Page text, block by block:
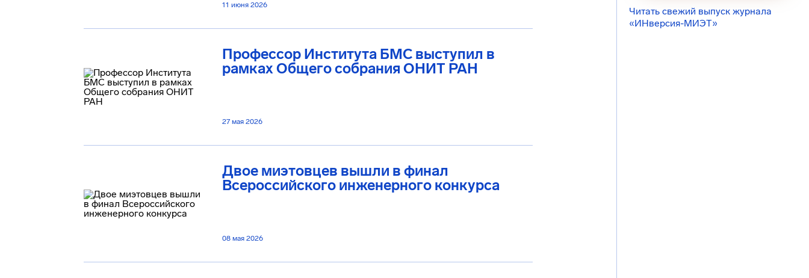
11 июня 2026
Профессор Института БМС выступил в
рамках Общего собрания ОНИТ РАН
27 мая 2026
Двое миэтовцев вышли в финал
Всероссийского инженерного конкурса
08 мая 2026
Читать свежий выпуск журнала
«ИНверсия-МИЭТ»